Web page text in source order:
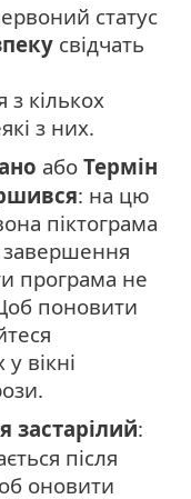
статус
свідчать
з кількох
з них.
або Термін
: на цю
піктограма
завершення
програма не
поновити
вікні
застарілий:
після
оновити